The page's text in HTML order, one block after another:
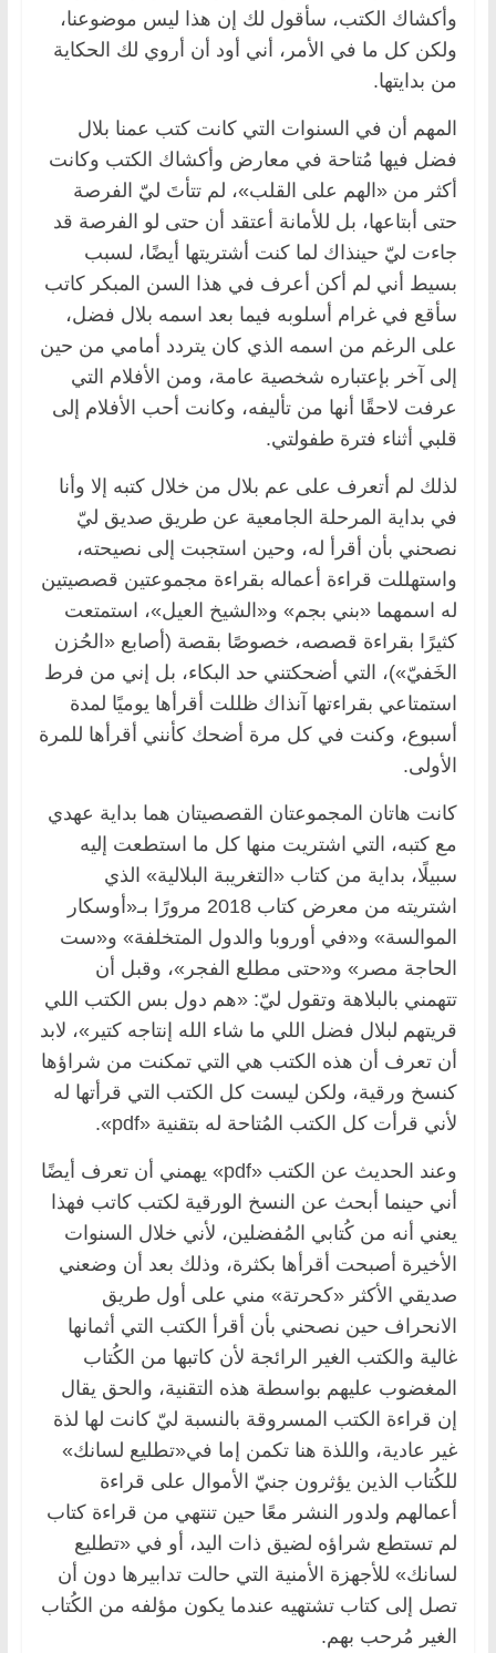
وأكشاك الكتب، سأقول لك إن هذا ليس موضوعنا،
ولكن كل ما في الأمر، أني أود أن أروي لك الحكاية
من بدايتها.
المهم أن في السنوات التي كانت كتب عمنا بلال
فضل فيها مُتاحة في معارض وأكشاك الكتب وكانت
أكثر من «الهم على القلب»، لم تتأتَ ليّ الفرصة
حتى أبتاعها، بل للأمانة أعتقد أن حتى لو الفرصة قد
جاءت ليّ حينذاك لما كنت أشتريتها أيضًا، لسبب
بسيط أني لم أكن أعرف في هذا السن المبكر كاتب
سأقع في غرام أسلوبه فيما بعد اسمه بلال فضل،
على الرغم من اسمه الذي كان يتردد أمامي من حين
إلى آخر بإعتباره شخصية عامة، ومن الأفلام التي
عرفت لاحقًا أنها من تأليفه، وكانت أحب الأفلام إلى
قلبي أثناء فترة طفولتي.
لذلك لم أتعرف على عم بلال من خلال كتبه إلا وأنا
في بداية المرحلة الجامعية عن طريق صديق ليّ
نصحني بأن أقرأ له، وحين استجبت إلى نصيحته،
واستهللت قراءة أعماله بقراءة مجموعتين قصصيتين
له اسمهما «بني بجم» و«الشيخ العيل»، استمتعت
كثيرًا بقراءة قصصه، خصوصًا بقصة (أصابع «الحُزن
الخَفيّ»)، التي أضحكتني حد البكاء، بل إني من فرط
استمتاعي بقراءتها آنذاك ظللت أقرأها يوميًا لمدة
أسبوع، وكنت في كل مرة أضحك كأنني أقرأها للمرة
الأولى.
كانت هاتان المجموعتان القصصيتان هما بداية عهدي
مع كتبه، التي اشتريت منها كل ما استطعت إليه
سبيلًا، بداية من كتاب «التغريبة البلالية» الذي
اشتريته من معرض كتاب 2018 مرورًا بـ«أوسكار
الموالسة» و«في أوروبا والدول المتخلفة» و«ست
الحاجة مصر» و«حتى مطلع الفجر»، وقبل أن
تتهمني بالبلاهة وتقول ليّ: «هم دول بس الكتب اللي
قريتهم لبلال فضل اللي ما شاء الله إنتاجه كتير»، لابد
أن تعرف أن هذه الكتب هي التي تمكنت من شراؤها
كنسخ ورقية، ولكن ليست كل الكتب التي قرأتها له
لأني قرأت كل الكتب المُتاحة له بتقنية «pdf».
وعند الحديث عن الكتب «pdf» يهمني أن تعرف أيضًا
أني حينما أبحث عن النسخ الورقية لكتب كاتب فهذا
يعني أنه من كُتابي المُفضلين، لأني خلال السنوات
الأخيرة أصبحت أقرأها بكثرة، وذلك بعد أن وضعني
صديقي الأكثر «كحرتة» مني على أول طريق
الانحراف حين نصحني بأن أقرأ الكتب التي أثمانها
غالية والكتب الغير الرائجة لأن كاتبها من الكُتاب
المغضوب عليهم بواسطة هذه التقنية، والحق يقال
إن قراءة الكتب المسروقة بالنسبة ليّ كانت لها لذة
غير عادية، واللذة هنا تكمن إما في«تطليع لسانك»
للكُتاب الذين يؤثرون جنيّ الأموال على قراءة
أعمالهم ولدور النشر معًا حين تنتهي من قراءة كتاب
لم تستطع شراؤه لضيق ذات اليد، أو في «تطليع
لسانك» للأجهزة الأمنية التي حالت تدابيرها دون أن
تصل إلى كتاب تشتهيه عندما يكون مؤلفه من الكُتاب
الغير مُرحب بهم.